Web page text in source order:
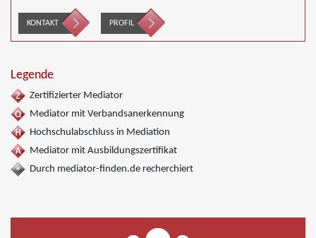
KONTAKT PROFIL
Legende
Zertifizierter Mediator
Mediator mit Verbandsanerkennung
Hochschulabschluss in Mediation
Mediator mit Ausbildungszertifikat
Durch mediator-finden.de recherchiert